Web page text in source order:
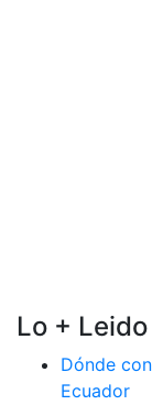
Lo + Leido
Dónde
Ecuador